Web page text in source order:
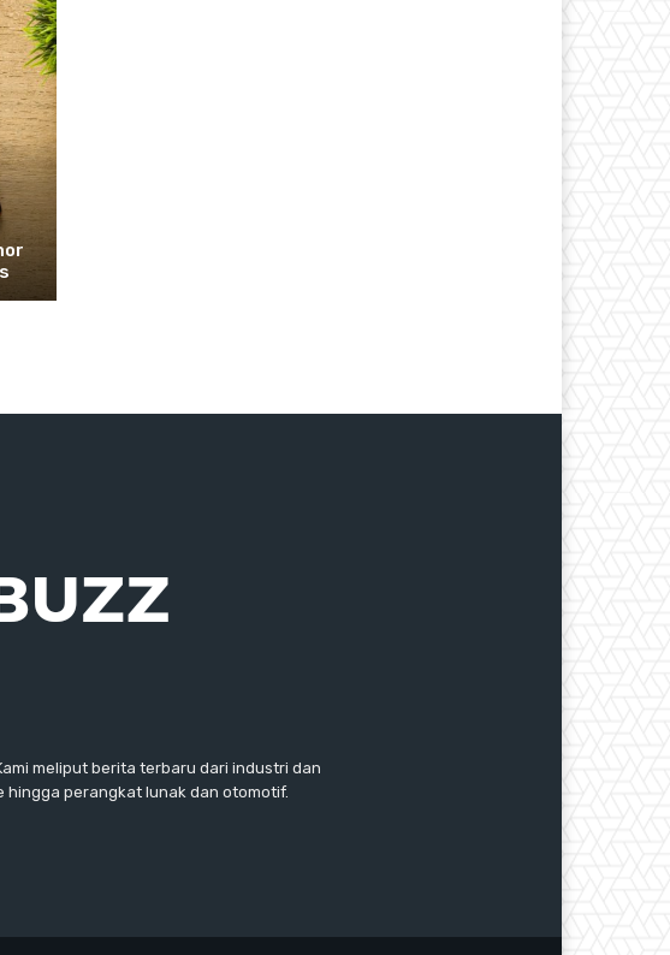
meliput berita terbaru dari industri dan
hingga perangkat lunak dan otomotif.